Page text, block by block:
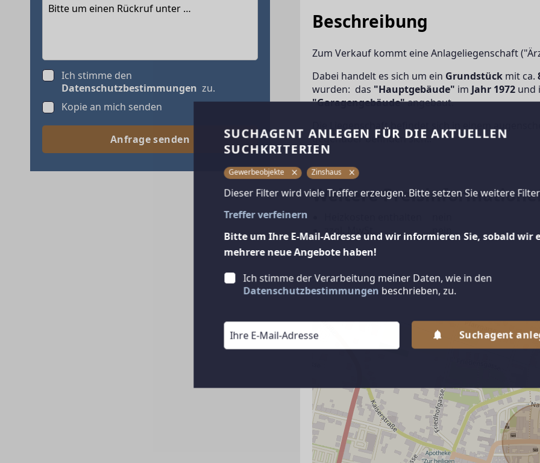
Beschreibung
Zum Verkauf kommt eine Anlageliegenschaft
Dabei handelt es sich um ein Grundstück mit ca.
wurden:  das "Hauptgebäude" im Jahr 1972 und
"Garagengebäude" angebaut.
Die Liegenschaft befindet sich in einem
gegenüber befinden sich..
Weitere
zzgl. MwSt.
nein
Ich stimme den
Datenschutzbestimmungen zu.
Kopie an mich senden
Anfrage senden
SUCHAGENT ANLEGEN FÜR DIE AKTUELLEN
SUCHKRITERIEN
Gewerbeobjekte Zinshaus
Dieser Filter wird viele Treffer erzeugen. Bitte setzen Sie weitere
Treffer verfeinern
Bitte um Ihre E-Mail-Adresse und wir informieren Sie, sobald wir
mehrere neue Angebote haben!
Ich stimme der Verarbeitung meiner Daten, wie in den
Datenschutzbestimmungen beschrieben, zu.
Suchagent